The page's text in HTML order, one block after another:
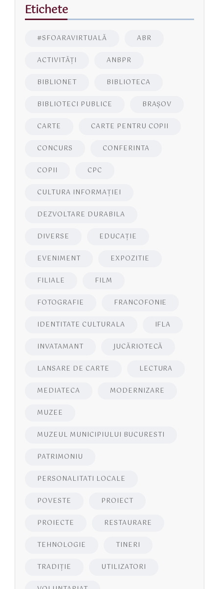
Etichete
#SFOARAVIRTUALĂ ABR
ACTIVITĂŢI ANBPR
BIBLIONET BIBLIOTECA
BIBLIOTECI PUBLICE BRAŞOV
CARTE CARTE PENTRU COPII
CONCURS CONFERINTA
COPII CPC
CULTURA INFORMAŢIEI
DEZVOLTARE DURABILA
DIVERSE EDUCAŢIE
EVENIMENT EXPOZITIE
FILIALE FILM
FOTOGRAFIE FRANCOFONIE
IDENTITATE CULTURALA IFLA
INVATAMANT JUCĂRIOTECĂ
LANSARE DE CARTE LECTURA
MEDIATECA MODERNIZARE
MUZEE
MUZEUL MUNICIPIULUI BUCURESTI
PATRIMONIU
PERSONALITATI LOCALE
POVESTE PROIECT
PROIECTE RESTAURARE
TEHNOLOGIE TINERI
TRADIȚIE UTILIZATORI